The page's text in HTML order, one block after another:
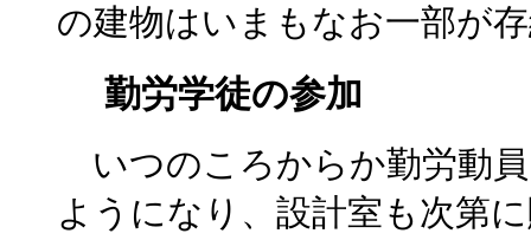
の建物はいまもなお一部が
勤労学徒の参加
いつのころからか勤労動
ようになり、設計室も次第